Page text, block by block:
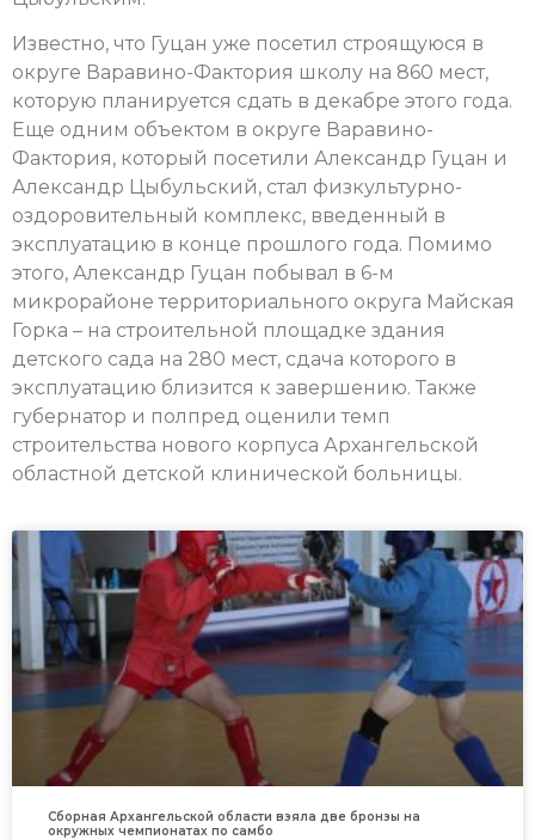
Известно, что Гуцан уже посетил строящуюся в
округе Варавино-Фактория школу на 860 мест,
которую планируется сдать в декабре этого года.
Еще одним объектом в округе Варавино-
Фактория, который посетили Александр Гуцан и
Александр Цыбульский, стал физкультурно-
оздоровительный комплекс, введенный в
эксплуатацию в конце прошлого года. Помимо
этого, Александр Гуцан побывал в 6-м
микрорайоне территориального округа Майская
Горка – на строительной площадке здания
детского сада на 280 мест, сдача которого в
эксплуатацию близится к завершению. Также
губернатор и полпред оценили темп
строительства нового корпуса Архангельской
областной детской клинической больницы.
Сборная Архангельской области взяла две бронзы на
окружных чемпионатах по самбо